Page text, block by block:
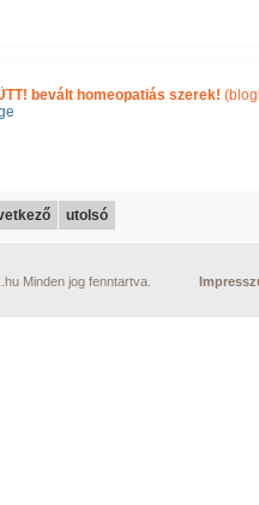
bevált homeopatiás szerek!
utolsó
Minden jog fenntartva.